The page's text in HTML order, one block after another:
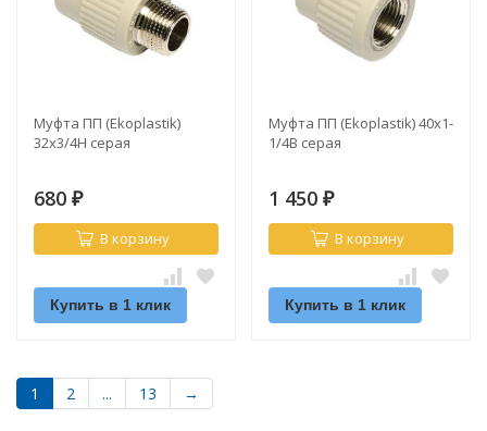
Муфта ПП (Ekoplastik)
32х3/4Н серая
680 ₽
В корзину
Купить в 1 клик
Муфта ПП (Ekoplastik) 40х1-
1/4В серая
1 450 ₽
В корзину
Купить в 1 клик
1 2 ... 13 →